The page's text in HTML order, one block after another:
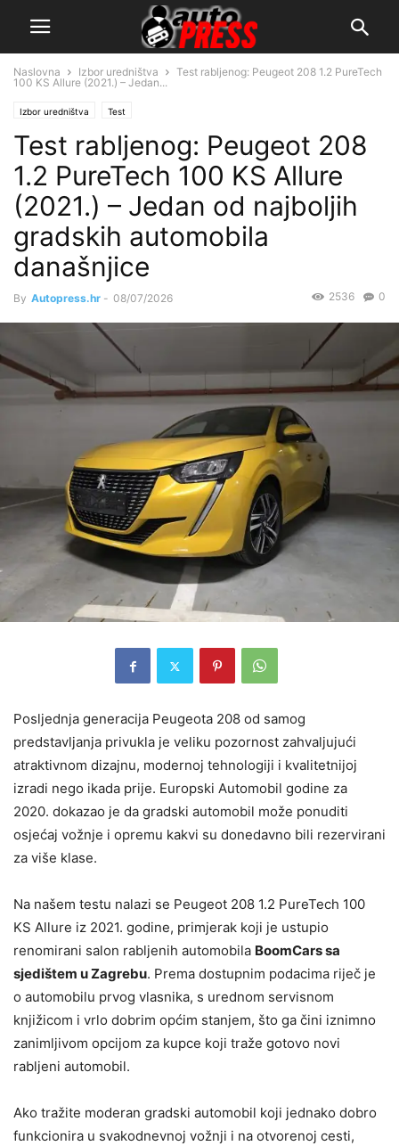
Naslovna Izbor uredništva
Test rabljenog: Peugeot 208 1.2 PureTech
100 KS Allure (2021.) – Jedan...
Izbor uredništva Test
Test rabljenog: Peugeot 208
1.2 PureTech 100 KS Allure
(2021.) – Jedan od najboljih
gradskih automobila
današnjice
By Autopress.hr - 08/07/2026 0
2536
Posljednja generacija Peugeota 208 od samog
predstavljanja privukla je veliku pozornost zahvaljujući
atraktivnom dizajnu, modernoj tehnologiji i kvalitetnijoj
izradi nego ikada prije. Europski Automobil godine za
2020. dokazao je da gradski automobil može ponuditi
osjećaj vožnje i opremu kakvi su donedavno bili rezervirani
za više klase.
Na našem testu nalazi se Peugeot 208 1.2 PureTech 100
KS Allure iz 2021. godine, primjerak koji je ustupio
renomirani salon rabljenih automobila BoomCars sa
sjedištem u Zagrebu. Prema dostupnim podacima riječ je
o automobilu prvog vlasnika, s urednom servisnom
knjižicom i vrlo dobrim općim stanjem, što ga čini iznimno
zanimljivom opcijom za kupce koji traže gotovo novi
rabljeni automobil.
Ako tražite moderan gradski automobil koji jednako dobro
funkcionira u svakodnevnoj vožnji i na otvorenoj cesti,